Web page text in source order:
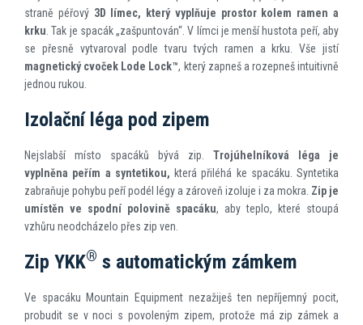
straně péřový 3D límec, který vyplňuje prostor kolem ramen a
krku . Tak je spacák „zašpuntován“. V límci je menší hustota peří, aby
se přesně vytvaroval podle tvaru tvých ramen a krku. Vše jistí
magnetický cvoček Lode Lock™, který zapneš a rozepneš intuitivně
jednou rukou.
Izolační léga pod zipem
Nejslabší místo spacáků bývá zip. Trojúhelníková léga je
vyplněna peřím a syntetikou, která přiléhá ke spacáku. Syntetika
zabraňuje pohybu peří podél légy a zároveň izoluje i za mokra. Zip je
umístěn ve spodní polovině spacáku, aby teplo, které stoupá
vzhůru neodcházelo přes zip ven.
Zip YKK® s automatickým zámkem
Ve spacáku Mountain Equipment nezažiješ ten nepříjemný pocit,
probudit se v noci s povoleným zipem, protože má zip zámek a